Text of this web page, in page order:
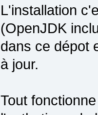
L'installation
(OpenJDK
dans ce dépot
à jour.
Tout